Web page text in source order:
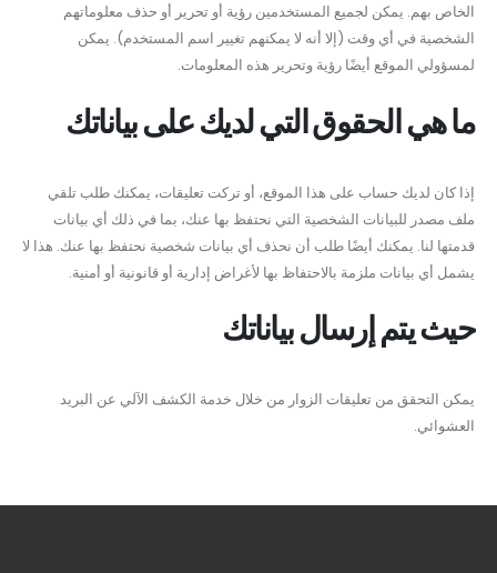
الخاص بهم. يمكن لجميع المستخدمين رؤية أو تحرير أو حذف معلوماتهم
الشخصية في أي وقت (إلا أنه لا يمكنهم تغيير اسم المستخدم). يمكن
لمسؤولي الموقع أيضًا رؤية وتحرير هذه المعلومات.
ما هي الحقوق التي لديك على بياناتك
إذا كان لديك حساب على هذا الموقع، أو تركت تعليقات، يمكنك طلب تلقي
ملف مصدر للبيانات الشخصية التي نحتفظ بها عنك، بما في ذلك أي بيانات
قدمتها لنا. يمكنك أيضًا طلب أن نحذف أي بيانات شخصية نحتفظ بها عنك. هذا لا
يشمل أي بيانات ملزمة بالاحتفاظ بها لأغراض إدارية أو قانونية أو أمنية.
حيث يتم إرسال بياناتك
يمكن التحقق من تعليقات الزوار من خلال خدمة الكشف الآلي عن البريد
العشوائي.